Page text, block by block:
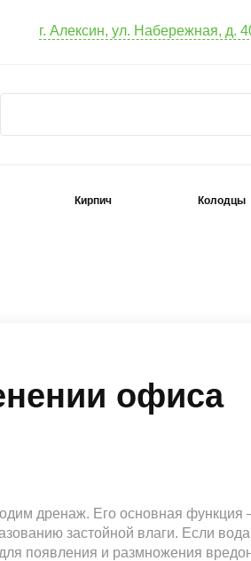
г. Алексин, ул. Набережная, д.
Кирпич Колодцы
офиса
дренаж. Его основная функция
застойной влаги. Если
появления и размножения